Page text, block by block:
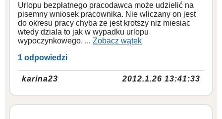
Urlopu bezpłatnego pracodawca może udzielić na
pisemny wniosek pracownika. Nie wliczany on jest
do okresu pracy chyba ze jest krotszy niz miesiac
wtedy dziala to jak w wypadku urlopu
wypoczynkowego. ... Zobacz wątek
1 odpowiedzi
karina23 2012.1.26 13:41:33